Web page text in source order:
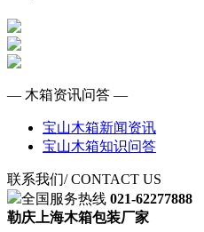
— 木箱资讯问答 —
宝山木箱新闻资讯
宝山木箱知识问答
联系我们/ CONTACT US
全国服务热线 021-62277888
勒庆上海木箱包装厂家